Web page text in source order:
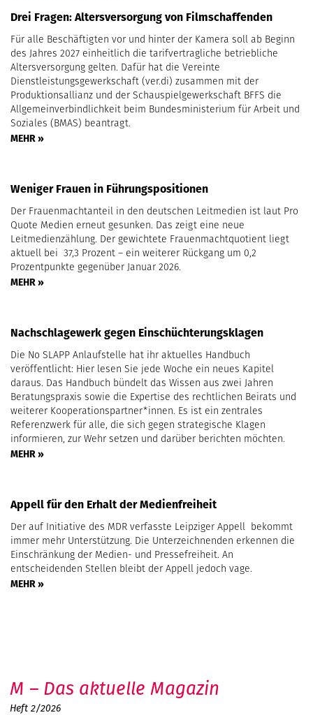
Drei Fragen: Altersversorgung von Filmschaffenden
Für alle Beschäftigten vor und hinter der Kamera soll ab Beginn
des Jahres 2027 einheitlich die tarifvertragliche betriebliche
Altersversorgung gelten. Dafür hat die Vereinte
Dienstleistungsgewerkschaft (ver.di) zusammen mit der
Produktionsallianz und der Schauspielgewerkschaft BFFS die
Allgemeinverbindlichkeit beim Bundesministerium für Arbeit und
Soziales (BMAS) beantragt.
MEHR »
Weniger Frauen in Führungspositionen
Der Frauenmachtanteil in den deutschen Leitmedien ist laut Pro
Quote Medien erneut gesunken. Das zeigt eine neue
Leitmedienzählung. Der gewichtete Frauenmachtquotient liegt
aktuell bei 37,3 Prozent – ein weiterer Rückgang um 0,2
Prozentpunkte gegenüber Januar 2026.
MEHR »
Nachschlagewerk gegen Einschüchterungsklagen
Die No SLAPP Anlaufstelle hat ihr aktuelles Handbuch
veröffentlicht: Hier lesen Sie jede Woche ein neues Kapitel
daraus. Das Handbuch bündelt das Wissen aus zwei Jahren
Beratungspraxis sowie die Expertise des rechtlichen Beirats und
weiterer Kooperationspartner*innen. Es ist ein zentrales
Referenzwerk für alle, die sich gegen strategische Klagen
informieren, zur Wehr setzen und darüber berichten möchten.
MEHR »
Appell für den Erhalt der Medienfreiheit
Der auf Initiative des MDR verfasste Leipziger Appell bekommt
immer mehr Unterstützung. Die Unterzeichnenden erkennen die
Einschränkung der Medien- und Pressefreiheit. An
entscheidenden Stellen bleibt der Appell jedoch vage.
MEHR »
M – Das aktuelle Magazin
Heft 2/2026